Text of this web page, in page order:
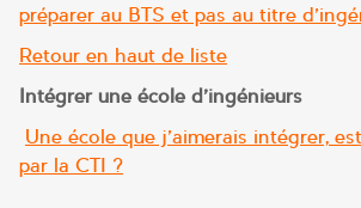
préparer au BTS et pas au titre
Retour en haut de liste
Intégrer une école d’ingénieurs
Une école que j’aimerais intégrer,
par la CTI ?